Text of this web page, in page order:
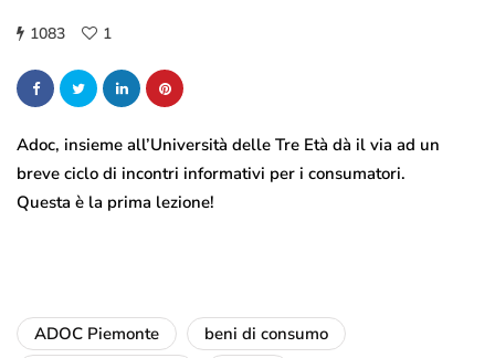
1083 1
Adoc, insieme all’Università delle Tre Età dà il via ad un
breve ciclo di incontri informativi per i consumatori.
Questa è la prima lezione!
ADOC Piemonte
beni di consumo